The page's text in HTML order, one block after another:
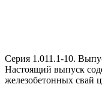
Серия 1.011.1-10.
Настоящий выпуск
железобетонных свай